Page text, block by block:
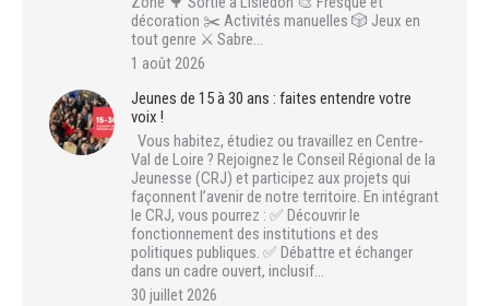
décoration ✂️ Activités manuelles 🎲 Jeux en
tout genre ⚔️ Sabre…
1 août 2026
Jeunes de 15 à 30 ans : faites entendre votre
voix !
Vous habitez, étudiez ou travaillez en Centre-
Val de Loire ? Rejoignez le Conseil Régional de la
Jeunesse (CRJ) et participez aux projets qui
façonnent l’avenir de notre territoire. En intégrant
le CRJ, vous pourrez : ✅ Découvrir le
fonctionnement des institutions et des
politiques publiques. ✅ Débattre et échanger
dans un cadre ouvert, inclusif…
30 juillet 2026